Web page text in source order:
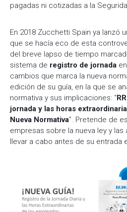
pagadas ni cotizadas a la
En 2018 Zucchetti Spain ya lanzó
que se hacía eco de esta
del breve lapso de tiempo
sistema de registro de jornada
cambios que marca la nueva
edición de su guía, en la que se
normativa y sus implicaciones: “
jornada y las horas
Nueva Normativa”. Pretende de
empresas sobre la nueva ley y
llevar a cabo antes de su entrada